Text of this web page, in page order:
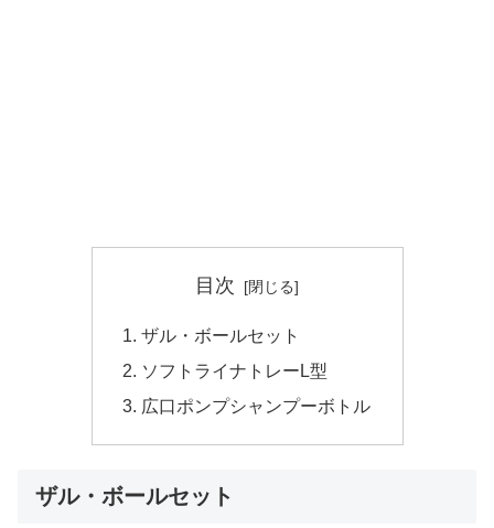
目次
ザル・ボールセット
ソフトライナトレーL型
広口ポンプシャンプーボトル
ザル・ボールセット